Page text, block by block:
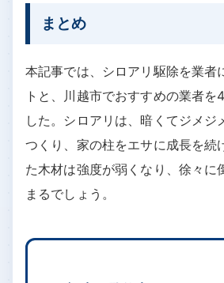
まとめ
本記事では、シロアリ駆除を業者
トと、川越市でおすすめの業者を
した。シロアリは、暗くてジメジ
つくり、家の柱をエサに成長を続
た木材は強度が弱くなり、徐々に
まるでしょう。